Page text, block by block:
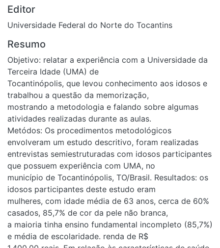
Editor
Universidade Federal do Norte do Tocantins
Resumo
Objetivo: relatar a experiência com a Universidade da
Terceira Idade (UMA) de
Tocantinópolis, que levou conhecimento aos idosos e
trabalhou a questão da memorização,
mostrando a metodologia e falando sobre algumas
atividades realizadas durante as aulas.
Metódos: Os procedimentos metodológicos
envolveram um estudo descritivo, foram realizadas
entrevistas semiestruturadas com idosos participantes
que possuem experiência com UMA, no
município de Tocantinópolis, TO/Brasil. Resultados: os
idosos participantes deste estudo eram
mulheres, com idade média de 63 anos, cerca de 60%
casados, 85,7% de cor da pele não branca,
a maioria tinha ensino fundamental incompleto (85,7%)
e média de escolaridade. renda de R$